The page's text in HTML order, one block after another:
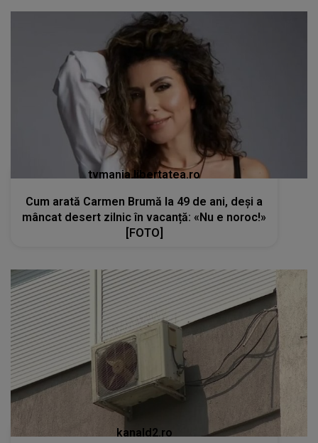
tvmania.libertatea.ro
Cum arată Carmen Brumă la 49 de ani, deși a
mâncat desert zilnic în vacanță: «Nu e noroc!»
[FOTO]
kanald2.ro